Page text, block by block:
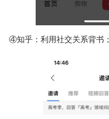
④知乎：利用社交关系背书；